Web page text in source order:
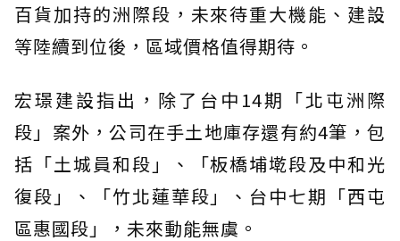
百貨加持的洲際段，未來待重大機能、建設
等陸續到位後，區域價格值得期待。
宏璟建設指出，除了台中14期「北屯洲際
段」案外，公司在手土地庫存還有約4筆，包
括「土城員和段」、「板橋埔墘段及中和光
復段」、「竹北蓮華段」、台中七期「西屯
區惠國段」，未來動能無虞。